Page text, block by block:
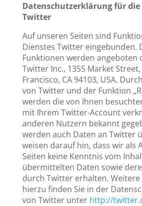
Datenschutzerklärung für
Twitter
Auf unseren Seiten sind
Dienstes Twitter eingebunden.
Funktionen werden angeboten
Twitter Inc., 1355 Market Street,
Francisco, CA 94103, USA.
von Twitter und der Funktion
werden die von Ihnen
mit Ihrem Twitter-Account
anderen Nutzern bekannt
werden auch Daten an Twitter
weisen darauf hin, dass wir als
Seiten keine Kenntnis vom
übermittelten Daten sowie
durch Twitter erhalten.
hierzu finden Sie in der
von Twitter unter http://